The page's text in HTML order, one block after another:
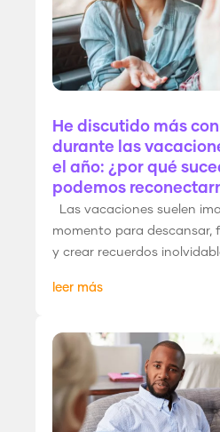
He discutido más
durante las
el año: ¿por qué
podemos
Las vacaciones suelen
momento para descansar,
y crear recuerdos
leer más